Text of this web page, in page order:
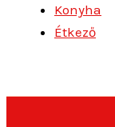
Konyha
Étkező